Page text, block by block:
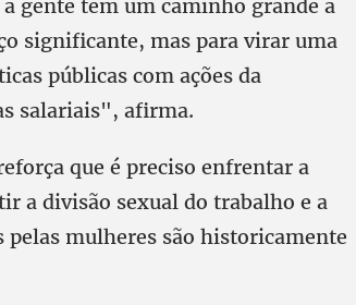
gente tem um caminho grande a
significante, mas para virar uma
públicas com ações da
salariais", afirma.
que é preciso enfrentar a
a divisão sexual do trabalho e a
pelas mulheres são historicamente